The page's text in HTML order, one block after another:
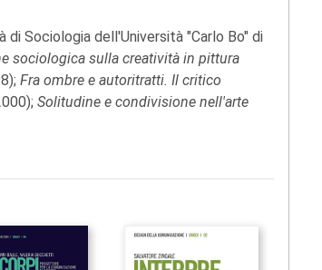
Sociologia dell'Università "Carlo Bo" di
sociologica sulla creatività in pittura
Fra ombre e autoritratti. Il critico
Solitudine e condivisione nell'arte